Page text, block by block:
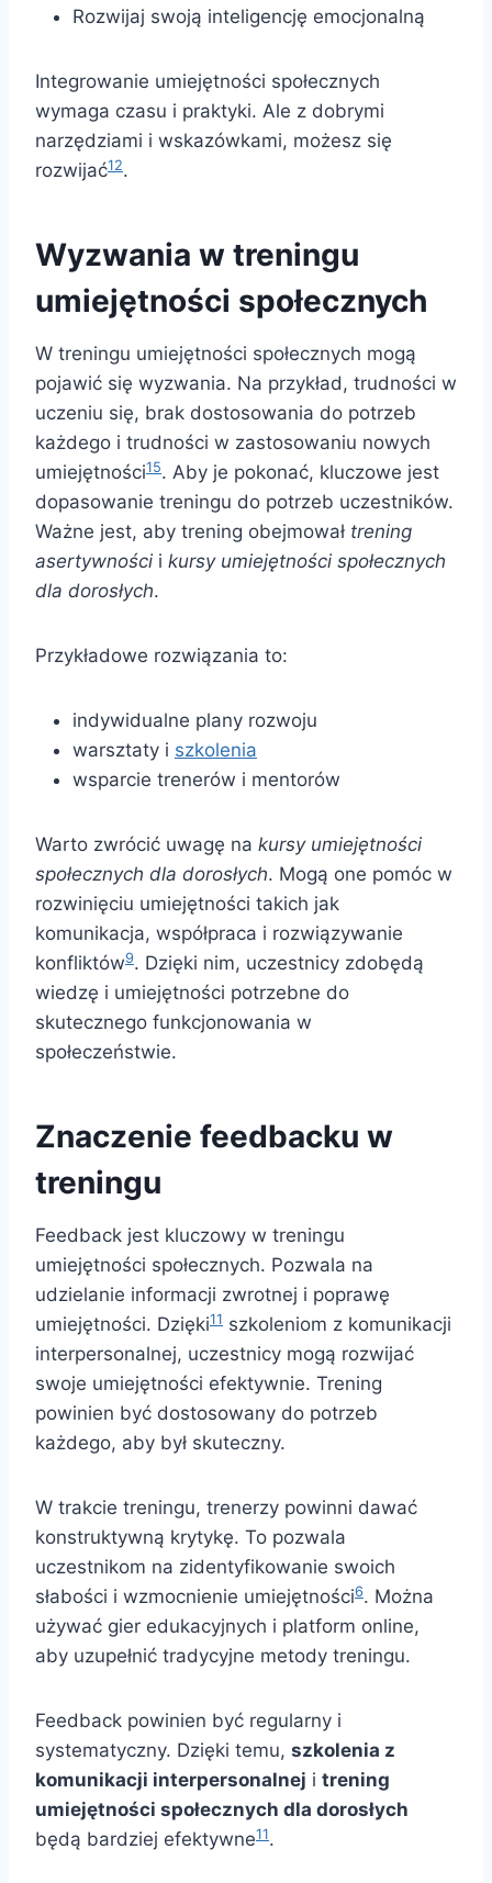
Rozwijaj swoją inteligencję emocjonalną
Integrowanie umiejętności społecznych
wymaga czasu i praktyki. Ale z dobrymi
narzędziami i wskazówkami, możesz się
rozwijać12.
Wyzwania w treningu
umiejętności społecznych
W treningu umiejętności społecznych mogą
pojawić się wyzwania. Na przykład, trudności w
uczeniu się, brak dostosowania do potrzeb
każdego i trudności w zastosowaniu nowych
umiejętności15. Aby je pokonać, kluczowe jest
dopasowanie treningu do potrzeb uczestników.
Ważne jest, aby trening obejmował trening
asertywności i kursy umiejętności społecznych
dla dorosłych.
Przykładowe rozwiązania to:
indywidualne plany rozwoju
warsztaty i szkolenia
wsparcie trenerów i mentorów
Warto zwrócić uwagę na kursy umiejętności
społecznych dla dorosłych. Mogą one pomóc w
rozwinięciu umiejętności takich jak
komunikacja, współpraca i rozwiązywanie
konfliktów9. Dzięki nim, uczestnicy zdobędą
wiedzę i umiejętności potrzebne do
skutecznego funkcjonowania w
społeczeństwie.
Znaczenie feedbacku w
treningu
Feedback jest kluczowy w treningu
umiejętności społecznych. Pozwala na
udzielanie informacji zwrotnej i poprawę
umiejętności. Dzięki11 szkoleniom z komunikacji
interpersonalnej, uczestnicy mogą rozwijać
swoje umiejętności efektywnie. Trening
powinien być dostosowany do potrzeb
każdego, aby był skuteczny.
W trakcie treningu, trenerzy powinni dawać
konstruktywną krytykę. To pozwala
uczestnikom na zidentyfikowanie swoich
słabości i wzmocnienie umiejętności6. Można
używać gier edukacyjnych i platform online,
aby uzupełnić tradycyjne metody treningu.
Feedback powinien być regularny i
systematyczny. Dzięki temu, szkolenia z
komunikacji interpersonalnej i trening
umiejętności społecznych dla dorosłych
będą bardziej efektywne11.